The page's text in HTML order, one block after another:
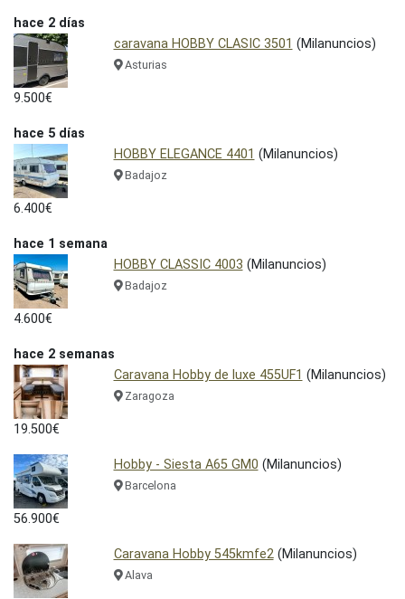
hace 2 días
9.500€
caravana HOBBY CLASIC 3501 (Milanuncios)
Asturias
hace 5 días
6.400€
HOBBY ELEGANCE 4401 (Milanuncios)
Badajoz
hace 1 semana
4.600€
HOBBY CLASSIC 4003 (Milanuncios)
Badajoz
hace 2 semanas
19.500€
Caravana Hobby de luxe 455UF1 (Milanuncios)
Zaragoza
56.900€
Hobby - Siesta A65 GM0 (Milanuncios)
Barcelona
Caravana Hobby 545kmfe2(Milanuncios)
Alava